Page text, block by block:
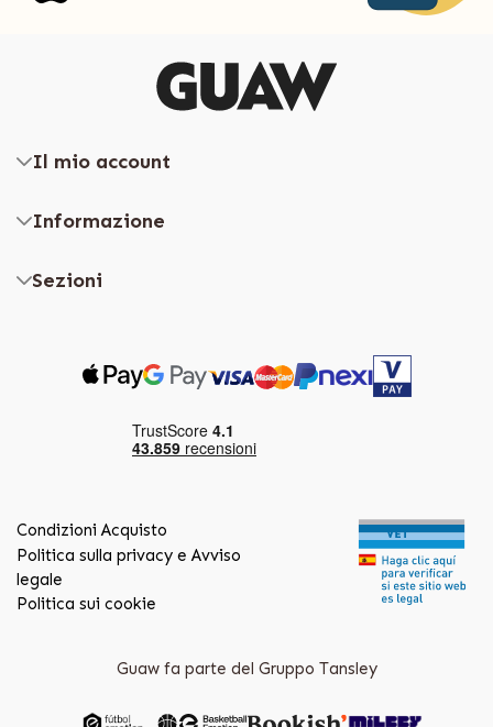
Il mio account
Informazione
Sezioni
Condizioni Acquisto
Politica sulla privacy e Avviso
legale
Politica sui cookie
Guaw fa parte del Gruppo Tansley